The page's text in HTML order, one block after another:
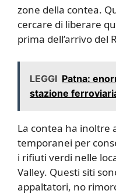
zone della contea.
cercare di liberare
prima dell’arrivo del
LEGGI Patna:
stazione
La contea ha inoltre
temporanei per
i rifiuti verdi nelle
Valley. Questi siti
appaltatori, no